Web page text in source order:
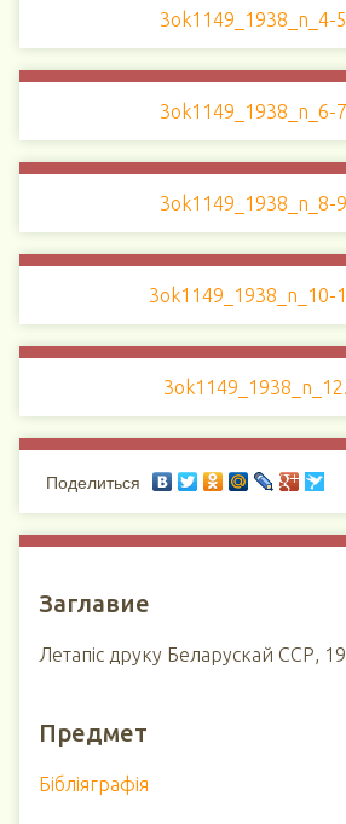
3ok1149_1938_n_4-
3ok1149_1938_n_6-
3ok1149_1938_n_8-
3ok1149_1938_n_10-
Поделиться
Заглавие
Летапіс друку Беларускай ССР,
Предмет
Бібліяграфія